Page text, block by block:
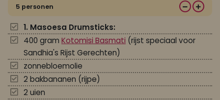
5 personen
1. Masoesa Drumsticks:
400 gram Kotomisi Basmati (rijst speciaal voor
Sandhia's Rijst Gerechten)
zonnebloemolie
2 bakbananen (rijpe)
2 uien